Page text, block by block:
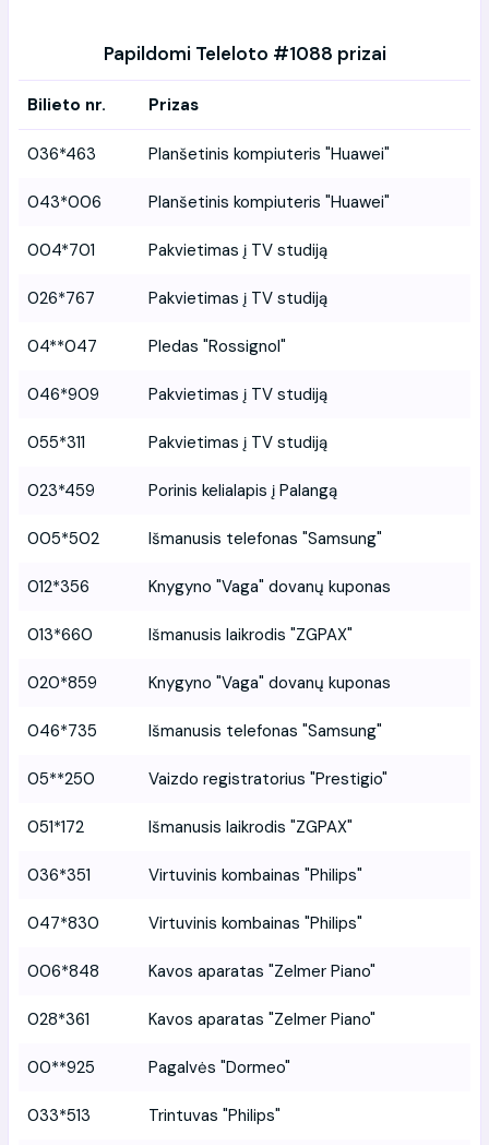
Papildomi Teleloto #1088 prizai
Bilieto nr. Prizas
036*463 Planšetinis kompiuteris "Huawei"
043*006 Planšetinis kompiuteris "Huawei"
004*701 Pakvietimas į TV studiją
026*767 Pakvietimas į TV studiją
04**047 Pledas "Rossignol"
046*909 Pakvietimas į TV studiją
055*311 Pakvietimas į TV studiją
023*459 Porinis kelialapis į Palangą
005*502 Išmanusis telefonas "Samsung"
012*356 Knygyno "Vaga" dovanų kuponas
013*660 Išmanusis laikrodis "ZGPAX"
020*859 Knygyno "Vaga" dovanų kuponas
046*735 Išmanusis telefonas "Samsung"
05**250 Vaizdo registratorius "Prestigio"
051*172 Išmanusis laikrodis "ZGPAX"
036*351 Virtuvinis kombainas "Philips"
047*830 Virtuvinis kombainas "Philips"
006*848 Kavos aparatas "Zelmer Piano"
028*361 Kavos aparatas "Zelmer Piano"
00**925 Pagalvės "Dormeo"
033*513 Trintuvas "Philips"